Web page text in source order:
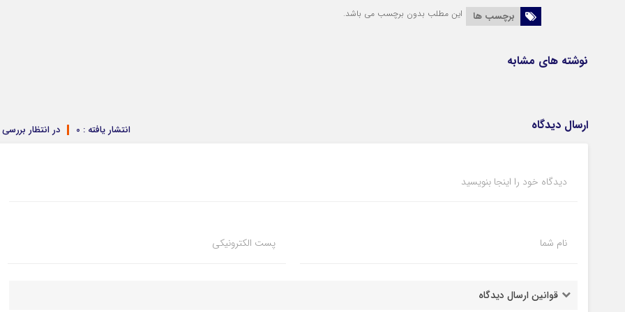
برچسب ها این مطلب بدون برچسب می باشد.
نوشته های مشابه
ارسال دیدگاه در انتظار بررسی انتشار یافته : 0
دیدگاه خود را اینجا بنویسید
نام شما پست الکترونیکی
قوانین ارسال دیدگاه